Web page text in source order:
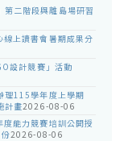
二階段與離島場研習
上讀書會暑期成果分
設計競賽」活動
理115學年度上學期
計畫2026-08-06
能力競賽培訓公開授
2026-08-06